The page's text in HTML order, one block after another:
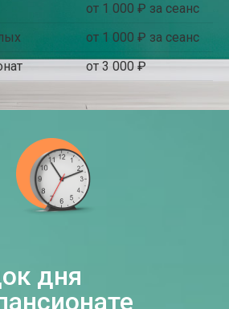
от 1 000 ₽ за сеанс
от 1 000 ₽ за сеанс
от 3 000 ₽
дня